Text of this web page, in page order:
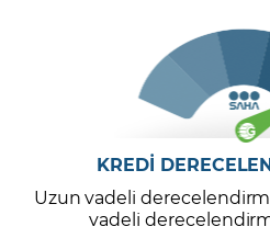
KREDİ
Uzun vadeli
vadeli